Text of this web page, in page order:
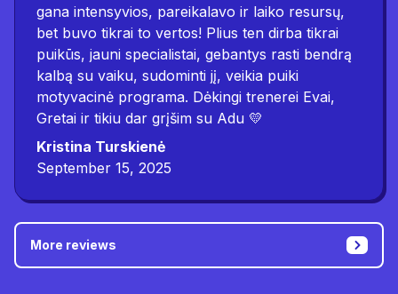
gana intensyvios, pareikalavo ir laiko resursų,
bet buvo tikrai to vertos! Plius ten dirba tikrai
puikūs, jauni specialistai, gebantys rasti bendrą
kalbą su vaiku, sudominti jį, veikia puiki
motyvacinė programa. Dėkingi trenerei Evai,
Gretai ir tikiu dar grįšim su Adu 💛
Kristina Turskienė
September 15, 2025
More reviews